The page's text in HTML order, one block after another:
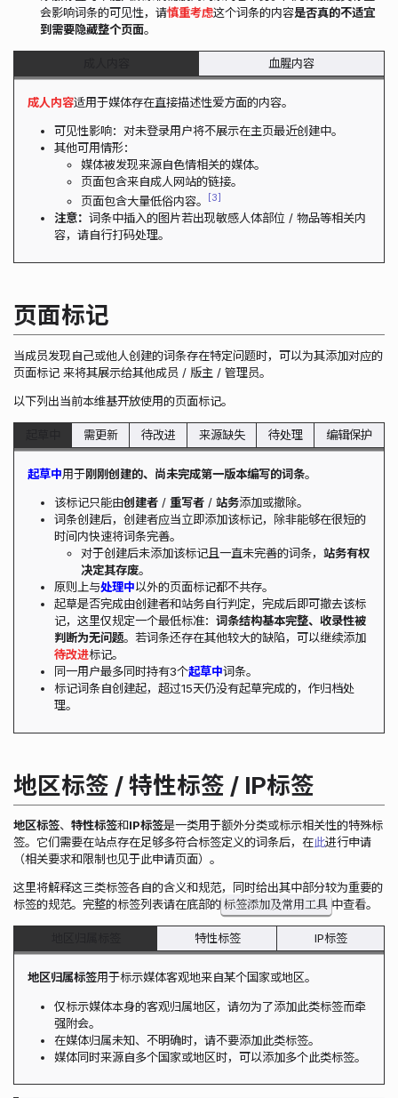
会影响词条的可见性，请慎重考虑这个词条的内容是否真的不适宜
到需要隐藏整个页面。
血腥内容
成人内容适用于媒体存在直接描述性爱方面的内容。
可见性影响：对未登录用户将不展示在主页最近创建中。
其他可用情形：
媒体被发现来源自色情相关的媒体。
页面包含来自成人网站的链接。
页面包含大量低俗内容。
3
注意： 词条中插入的图片若出现敏感人体部位 / 物品等相关内
容，请自行打码处理。
页面标记
当成员发现自己或他人创建的词条存在特定问题时，可以为其添加对应的
页面标记来将其展示给其他成员 / 版主 / 管理员。
以下列出当前本维基开放使用的页面标记。
需更新 待改进 来源缺失 待处理 编辑保护
起草中用于刚刚创建的、尚未完成第一版本编写的词条。
该标记只能由创建者 / 重写者 / 站务添加或撤除。
词条创建后，创建者应当立即添加该标记，除非能够在很短的
时间内快速将词条完善。
对于创建后未添加该标记且一直未完善的词条， 站务有权
决定其存废。
原则上与处理中以外的页面标记都不共存。
起草是否完成由创建者和站务自行判定，完成后即可撤去该标
记，这里仅规定一个最低标准： 词条结构基本完整、收录性被
判断为无问题。若词条还存在其他较大的缺陷，可以继续添加
待改进标记。
同一用户最多同时持有3个起草中词条。
标记词条自创建起，超过15天仍没有起草完成的，作归档处
理。
地区标签 / 特性标签 / IP标签
地区标签、 特性标签和IP标签是一类用于额外分类或标示相关性的特殊标
签。它们需要在站点存在足够多符合标签定义的词条后，在此进行申请
（相关要求和限制也见于此申请页面）。
这里将解释这三类标签各自的含义和规范，同时给出其中部分较为重要的
标签的规范。完整的标签列表请在底部的 标签添加及常用工具 中查看。
特性标签 IP标签
地区归属标签用于标示媒体客观地来自某个国家或地区。
仅标示媒体本身的客观归属地区，请勿为了添加此类标签而牵
强附会。
在媒体归属未知、不明确时，请不要添加此类标签。
媒体同时来源自多个国家或地区时，可以添加多个此类标签。